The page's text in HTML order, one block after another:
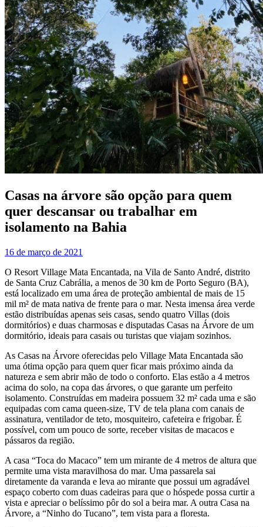
Casas na árvore são opção para quem
quer descansar ou trabalhar em
isolamento na Bahia
16 de março de 2021
O Resort Village Mata Encantada, na Vila de Santo André, distrito
de Santa Cruz Cabrália, a menos de 30 km de Porto Seguro (BA),
está localizado em uma área de proteção ambiental de mais de 15
mil m² de mata nativa de frente para o mar. Nesta imensa área verde
estão distribuídas apenas seis casas, sendo quatro Villas (dois
dormitórios) e duas charmosas e disputadas Casas na Árvore de um
dormitório, ideais para casais ou turistas que viajam sozinhos.
As Casas na Árvore oferecidas pelo Village Mata Encantada são
uma ótima opção para quem quer ficar mais próximo ainda da
natureza e sem abrir mão de todo o conforto. Elas estão a 4 metros
acima do solo, na copa das árvores, o que garante um perfeito
isolamento. Construídas em madeira possuem 32 m² cada uma e são
equipadas com cama queen-size, TV de tela plana com canais de
assinatura, ventilador de teto, mosquiteiro, cafeteira e frigobar. É
possível, com um pouco de sorte, receber visitas de macacos e
pássaros da região.
A casa “Toca do Macaco” tem um mirante de 4 metros de altura que
permite uma vista maravilhosa do mar. Uma passarela sai
diretamente da varanda e leva ao mirante que possui um agradável
espaço coberto com duas cadeiras para que o hóspede possa curtir a
vista e apreciar o belíssimo pôr do sol a beira mar. A outra Casa na
Árvore, a “Ninho do Tucano”, tem vista para a floresta.